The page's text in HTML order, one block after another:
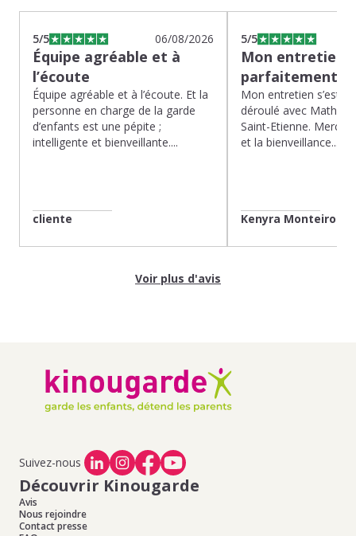
5/5 06/08/2026
Équipe agréable et à
l’écoute
Équipe agréable et à l’écoute. Et la
personne en charge de la garde
d’enfants est une pépite ;
intelligente et bienveillante....
cliente
5/5
Mon entretien
parfaitement…
Mon entretien s’est
déroulé avec Mathias
Saint-Etienne. Merci
et la bienveillance...
Kenyra Monteiro
Voir plus d'avis
Suivez-nous
Découvrir Kinougarde
Avis
Nous rejoindre
Contact presse